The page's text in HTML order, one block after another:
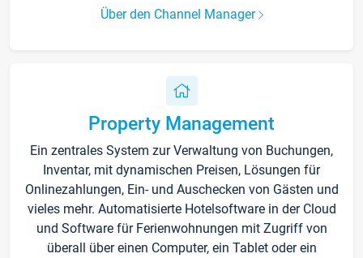
Über den Channel Manager
Property Management
Ein zentrales System zur Verwaltung von Buchungen,
Inventar, mit dynamischen Preisen, Lösungen für
Onlinezahlungen, Ein- und Auschecken von Gästen und
vieles mehr. Automatisierte Hotelsoftware in der Cloud
und Software für Ferienwohnungen mit Zugriff von
überall über einen Computer, ein Tablet oder ein